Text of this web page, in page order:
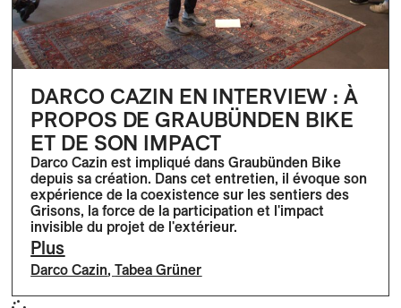
DARCO CAZIN EN INTERVIEW : À
PROPOS DE GRAUBÜNDEN BIKE
ET DE SON IMPACT
Darco Cazin est impliqué dans Graubünden Bike
depuis sa création. Dans cet entretien, il évoque son
expérience de la coexistence sur les sentiers des
Grisons, la force de la participation et l'impact
invisible du projet de l'extérieur.
Plus
Darco Cazin,Tabea Grüner